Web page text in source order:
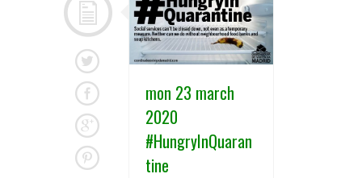
mon 23 march
2020
#HungryInQuaran
tine